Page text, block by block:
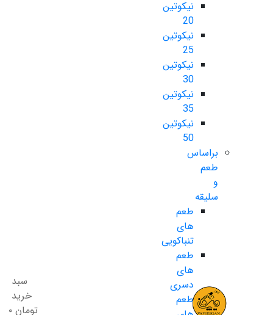
نیکوتین
20
نیکوتین
25
نیکوتین
30
نیکوتین
35
نیکوتین
50
براساس
طعم
و
سلیقه
طعم
های
تنباکویی
طعم
های
دسری
طعم
سبد
خرید
تومان ۰